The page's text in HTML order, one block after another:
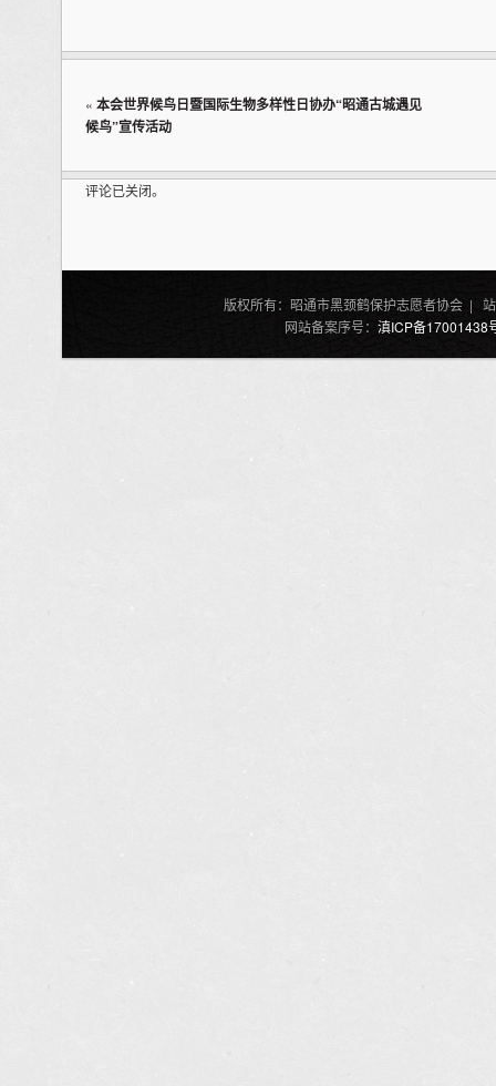
« 本会世界候鸟日暨国际生物多样性日协办“昭通古城遇见
候鸟”宣传活动
评论已关闭。
版权所有：昭通市黑颈鹤保护志愿者协会 |
网站备案序号： 滇ICP备17001438